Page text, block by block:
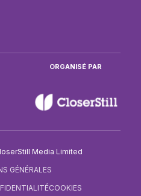
ORGANISÉ PAR
Media Limited
GÉNÉRALES
COOKIES